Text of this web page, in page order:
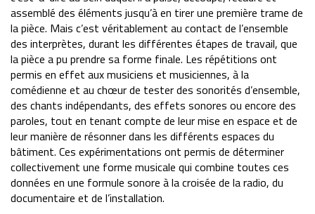
assemblé des éléments jusqu’à en tirer une première trame de
la pièce. Mais c’est véritablement au contact de l’ensemble
des interprètes, durant les différentes étapes de travail, que
la pièce a pu prendre sa forme finale. Les répétitions ont
permis en effet aux musiciens et musiciennes, à la
comédienne et au chœur de tester des sonorités d’ensemble,
des chants indépendants, des effets sonores ou encore des
paroles, tout en tenant compte de leur mise en espace et de
leur manière de résonner dans les différents espaces du
bâtiment. Ces expérimentations ont permis de déterminer
collectivement une forme musicale qui combine toutes ces
données en une formule sonore à la croisée de la radio, du
documentaire et de l’installation.